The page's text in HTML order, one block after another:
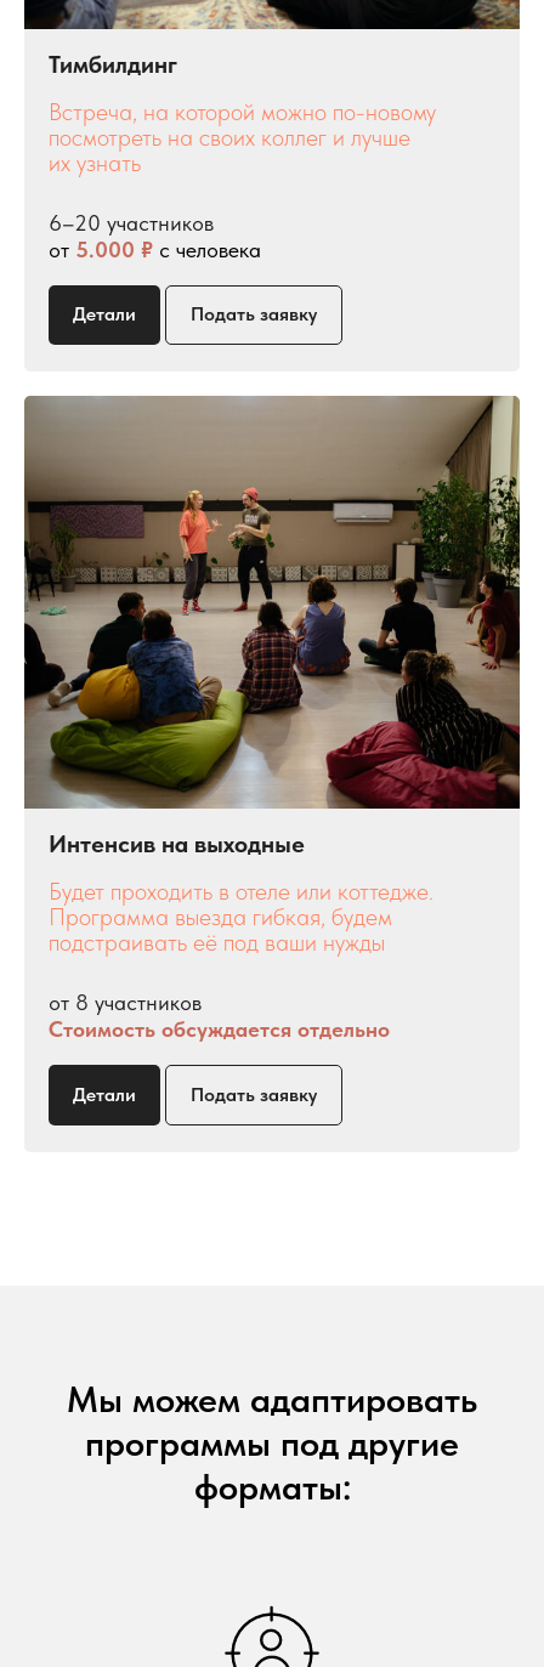
Тимбилдинг
Встреча, на которой можно по-новому
посмотреть на своих коллег и лучше
их узнать
6–20 участников
от 5.000 ₽ с человека
Детали Подать заявку
Интенсив на выходные
Будет проходить в отеле или коттедже.
Программа выезда гибкая, будем
подстраивать её под ваши нужды
от 8 участников
Стоимость обсуждается отдельно
Детали Подать заявку
Мы можем адаптировать
программы под другие
форматы: